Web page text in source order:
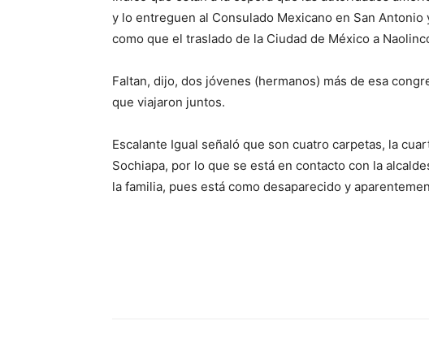
y lo entreguen al Consulado Mexicano en San
como que el traslado de la Ciudad de México a
Faltan, dijo, dos jóvenes (hermanos) más de esa
que viajaron juntos.
Escalante Igual señaló que son cuatro carpetas, la
Sochiapa, por lo que se está en contacto con la
la familia, pues está como desaparecido y